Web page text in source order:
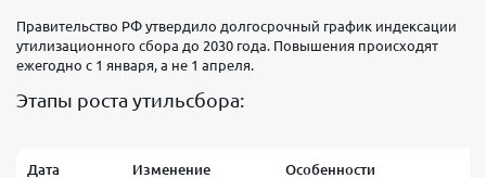
Правительство РФ утвердило долгосрочный график индексации
утилизационного сбора до 2030 года. Повышения происходят
ежегодно с 1 января, а не 1 апреля.
Этапы роста утильсбора:
Дата Изменение Особенности